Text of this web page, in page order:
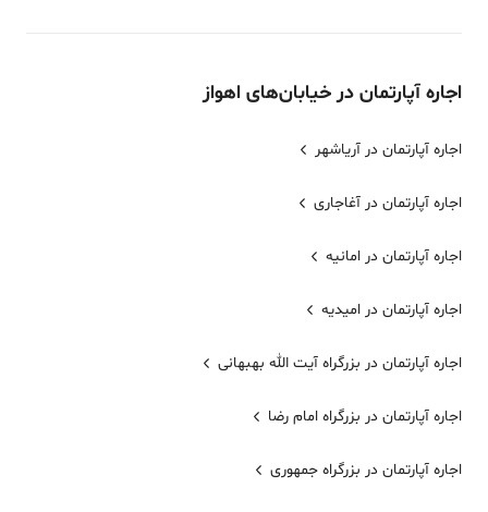
اجاره آپارتمان در خیابان‌های اهواز
اجاره آپارتمان در آریاشهر
اجاره آپارتمان در آغاجاری
اجاره آپارتمان در امانیه
اجاره آپارتمان در امیدیه
اجاره آپارتمان در بزرگراه آیت الله بهبهانی
اجاره آپارتمان در بزرگراه امام رضا
اجاره آپارتمان در بزرگراه جمهوری